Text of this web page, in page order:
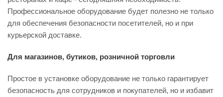
Профессиональное оборудование будет полезно не только
для обеспечения безопасности посетителей, но и при
курьерской доставке.
Для магазинов, бутиков, розничной торговли
Простое в установке оборудование не только гарантирует
безопасность для сотрудников и покупателей, но и избавит